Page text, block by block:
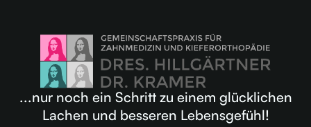
...nur noch ein Schritt zu einem glücklichen
Lachen und besseren Lebensgefühl!